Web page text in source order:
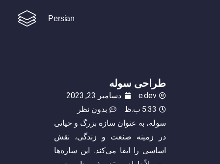
Persian
طراحی سوله
e.dev
دسامبر 23, 2023
5:33 ب.ظ
بدون نظر
سوله‌، به عنوان سازه بزرگ و حیاتی
در زمینه صنعت و زندگی، نقش
اساسی را ایفا می‌کند. این سازه‌ها